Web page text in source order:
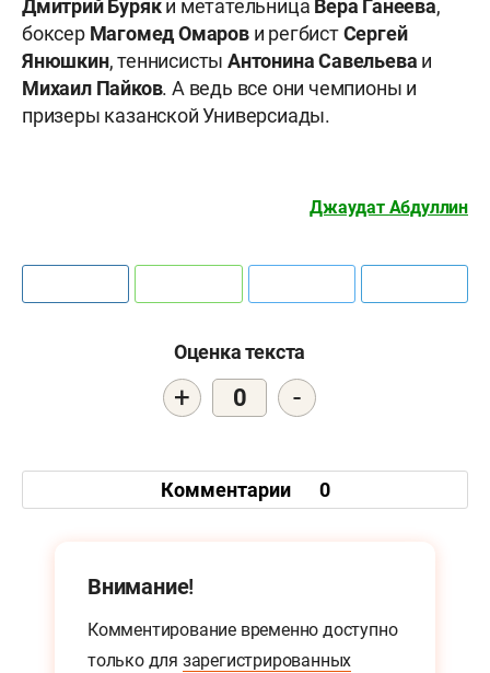
Дмитрий Буряки метательница Вера Ганеева,
боксер Магомед Омарови регбистСергей
Янюшкин, теннисистыАнтонина Савельева и
Михаил Пайков. А ведь все они чемпионы и
призеры казанской Универсиады.
Джаудат Абдуллин
Оценка текста
+ 0 -
Комментарии 0
Внимание!
Комментирование временно доступно
только для зарегистрированных